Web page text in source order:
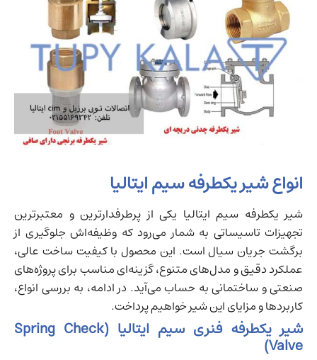
انواع شیر یکطرفه سیم ایتالیا
شیر یکطرفه سیم ایتالیا یکی از پرطرفدارترین و معتبرترین
تجهیزات تاسیساتی به شمار می‌رود که وظیفه‌اش جلوگیری از
برگشت جریان سیال است. این محصول با کیفیت ساخت عالی،
عملکرد دقیق و مدل‌های متنوع، گزینه‌ای مناسب برای پروژه‌های
صنعتی و ساختمانی به حساب می‌آید. در ادامه، به بررسی انواع،
کاربردها و مزایای این شیر خواهیم پرداخت.
شیر یکطرفه فنری سیم ایتالیا (Spring Check
Valve)